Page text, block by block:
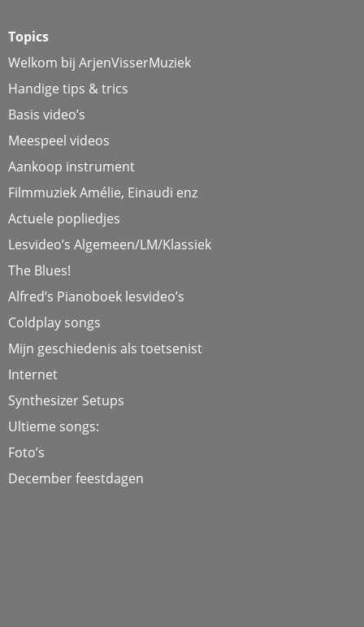
Topics
Welkom bij ArjenVisserMuziek
Handige tips & trics
Basis video’s
Meespeel videos
Aankoop instrument
Filmmuziek Amélie, Einaudi enz
Actuele popliedjes
Lesvideo’s Algemeen/LM/Klassiek
The Blues!
Alfred’s Pianoboek lesvideo’s
Coldplay songs
Mijn geschiedenis als toetsenist
Internet
Synthesizer Setups
Ultieme songs:
Foto’s
December feestdagen